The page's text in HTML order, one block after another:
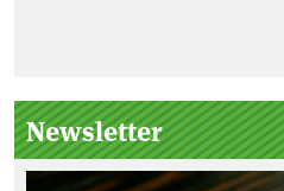
Seitenleiste
Newsletter